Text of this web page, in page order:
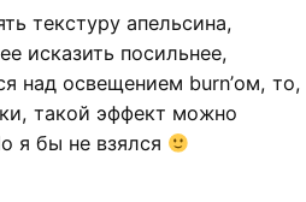
текстуру апельсина,
исказить посильнее,
над освещением burn’ом, то,
такой эффект можно
я бы не взялся